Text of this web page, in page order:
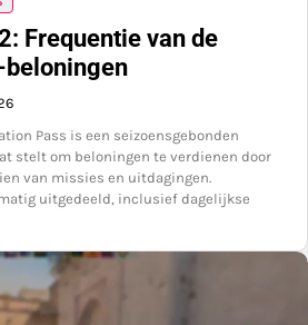
Frequentie van de
beloningen
Pass is een seizoensgebonden
stelt om beloningen te verdienen door
van missies en uitdagingen.
uitgedeeld, inclusief dagelijkse